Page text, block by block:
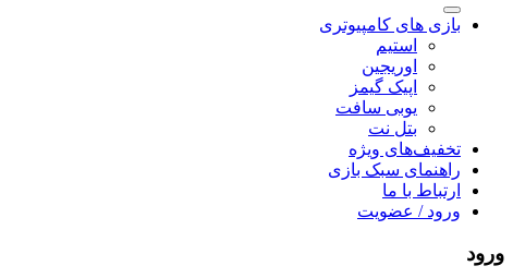
بازی های کامپیوتری
استیم
اوریجین
اپیک گیمز
یوبی سافت
بتل نت
تخفیف‌های ویژه
راهنمای سبک بازی
ارتباط با ما
ورود / عضویت
ورود